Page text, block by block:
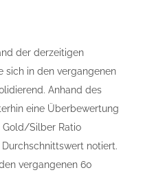
der derzeitigen
sich in den vergangenen
Anhand des
eine Überbewertung
Gold/Silber Ratio
notiert.
vergangenen 60